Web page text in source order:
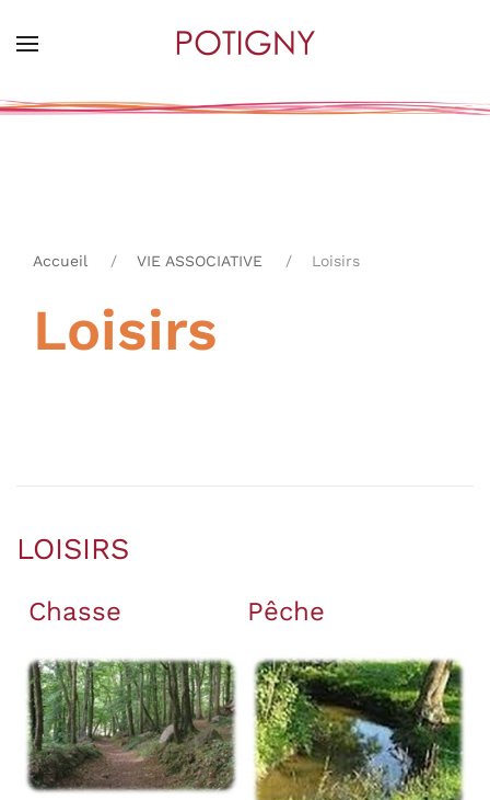
main
Accueil VIE ASSOCIATIVE Loisirs
Loisirs
LOISIRS
Chasse Pêche